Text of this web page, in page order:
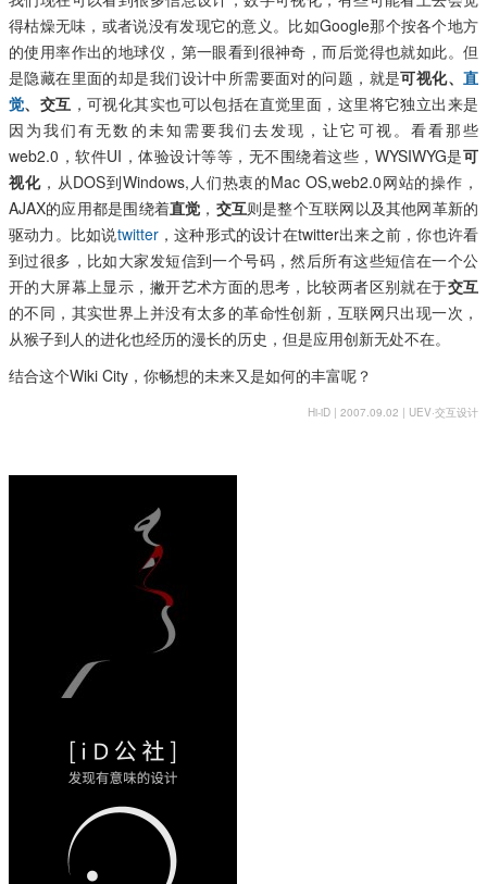
得枯燥无味，或者说没有发现它的意义。比如Google那个按各个地方
的使用率作出的地球仪，第一眼看到很神奇，而后觉得也就如此。但
是隐藏在里面的却是我们设计中所需要面对的问题，就是可视化、直
觉、交互 ，可视化其实也可以包括在直觉里面，这里将它独立出来是
因为我们有无数的未知需要我们去发现，让它可视。看看那些
web2.0，软件UI，体验设计等等，无不围绕着这些，WYSIWYG是可
视化，从DOS到Windows,人们热衷的Mac OS,web2.0网站的操作，
AJAX的应用都是围绕着直觉 ， 交互则是整个互联网以及其他网革新的
驱动力。比如说twitter，这种形式的设计在twitter出来之前，你也许看
到过很多，比如大家发短信到一个号码，然后所有这些短信在一个公
开的大屏幕上显示，撇开艺术方面的思考，比较两者区别就在于交互
的不同，其实世界上并没有太多的革命性创新，互联网只出现一次，
从猴子到人的进化也经历的漫长的历史，但是应用创新无处不在。
结合这个Wiki City，你畅想的未来又是如何的丰富呢？
Hi-iD | 2007.09.02 | UEV·交互设计
即食
47/17